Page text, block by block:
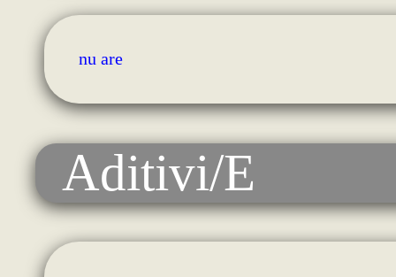
nu are
Aditivi/E